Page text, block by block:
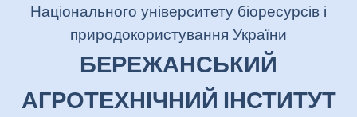
Національного університету біоресурсів і
природокористування України
БЕРЕЖАНСЬКИЙ
АГРОТЕХНІЧНИЙ ІНСТИТУТ